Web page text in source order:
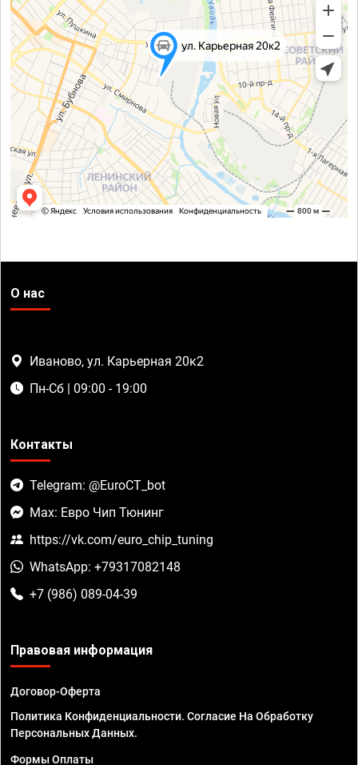
О нас
Иваново, ул. Карьерная 20к2
Пн-Сб | 09:00 - 19:00
Контакты
Telegram: @EuroCT_bot
Max: Евро Чип Тюнинг
https://vk.com/euro_chip_tuning
WhatsApp: +79317082148
+7 (986) 089-04-39
Правовая информация
Договор-Оферта
Политика Конфиденциальности. Согласие На Обработку
Персональных Данных.
Формы Оплаты